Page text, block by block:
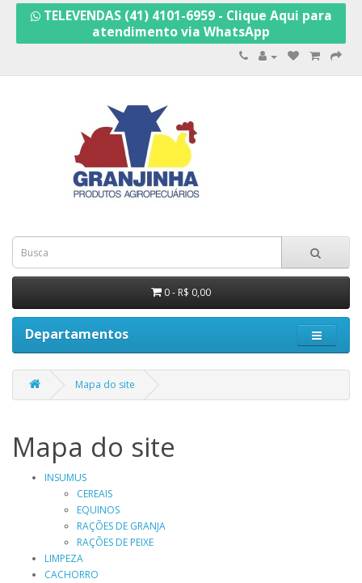
TELEVENDAS (41) 4101-6959 - Clique Aqui para
atendimento via WhatsApp
0 - R$ 0,00
Departamentos
Mapa do site
Mapa do site
INSUMUS
CEREAIS
EQUINOS
RAÇÕES DE GRANJA
RAÇÕES DE PEIXE
LIMPEZA
CACHORRO